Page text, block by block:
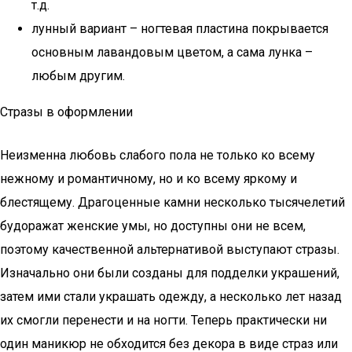
т.д.
лунный вариант – ногтевая пластина покрывается
основным лавандовым цветом, а сама лунка –
любым другим.
Стразы в оформлении
Неизменна любовь слабого пола не только ко всему
нежному и романтичному, но и ко всему яркому и
блестящему. Драгоценные камни несколько тысячелетий
будоражат женские умы, но доступны они не всем,
поэтому качественной альтернативой выступают стразы.
Изначально они были созданы для подделки украшений,
затем ими стали украшать одежду, а несколько лет назад
их смогли перенести и на ногти. Теперь практически ни
один маникюр не обходится без декора в виде страз или